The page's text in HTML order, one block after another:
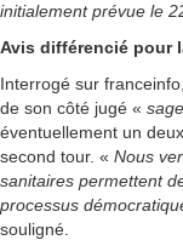
initialement prévue le
Avis différencié pour
Interrogé sur
de son côté jugé « sage
éventuellement un
second tour. « Nous
sanitaires permettent
processus
souligné.